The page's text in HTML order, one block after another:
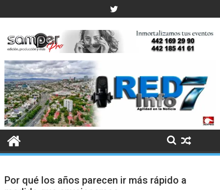
to
Por qué los años parecen ir más rápido a